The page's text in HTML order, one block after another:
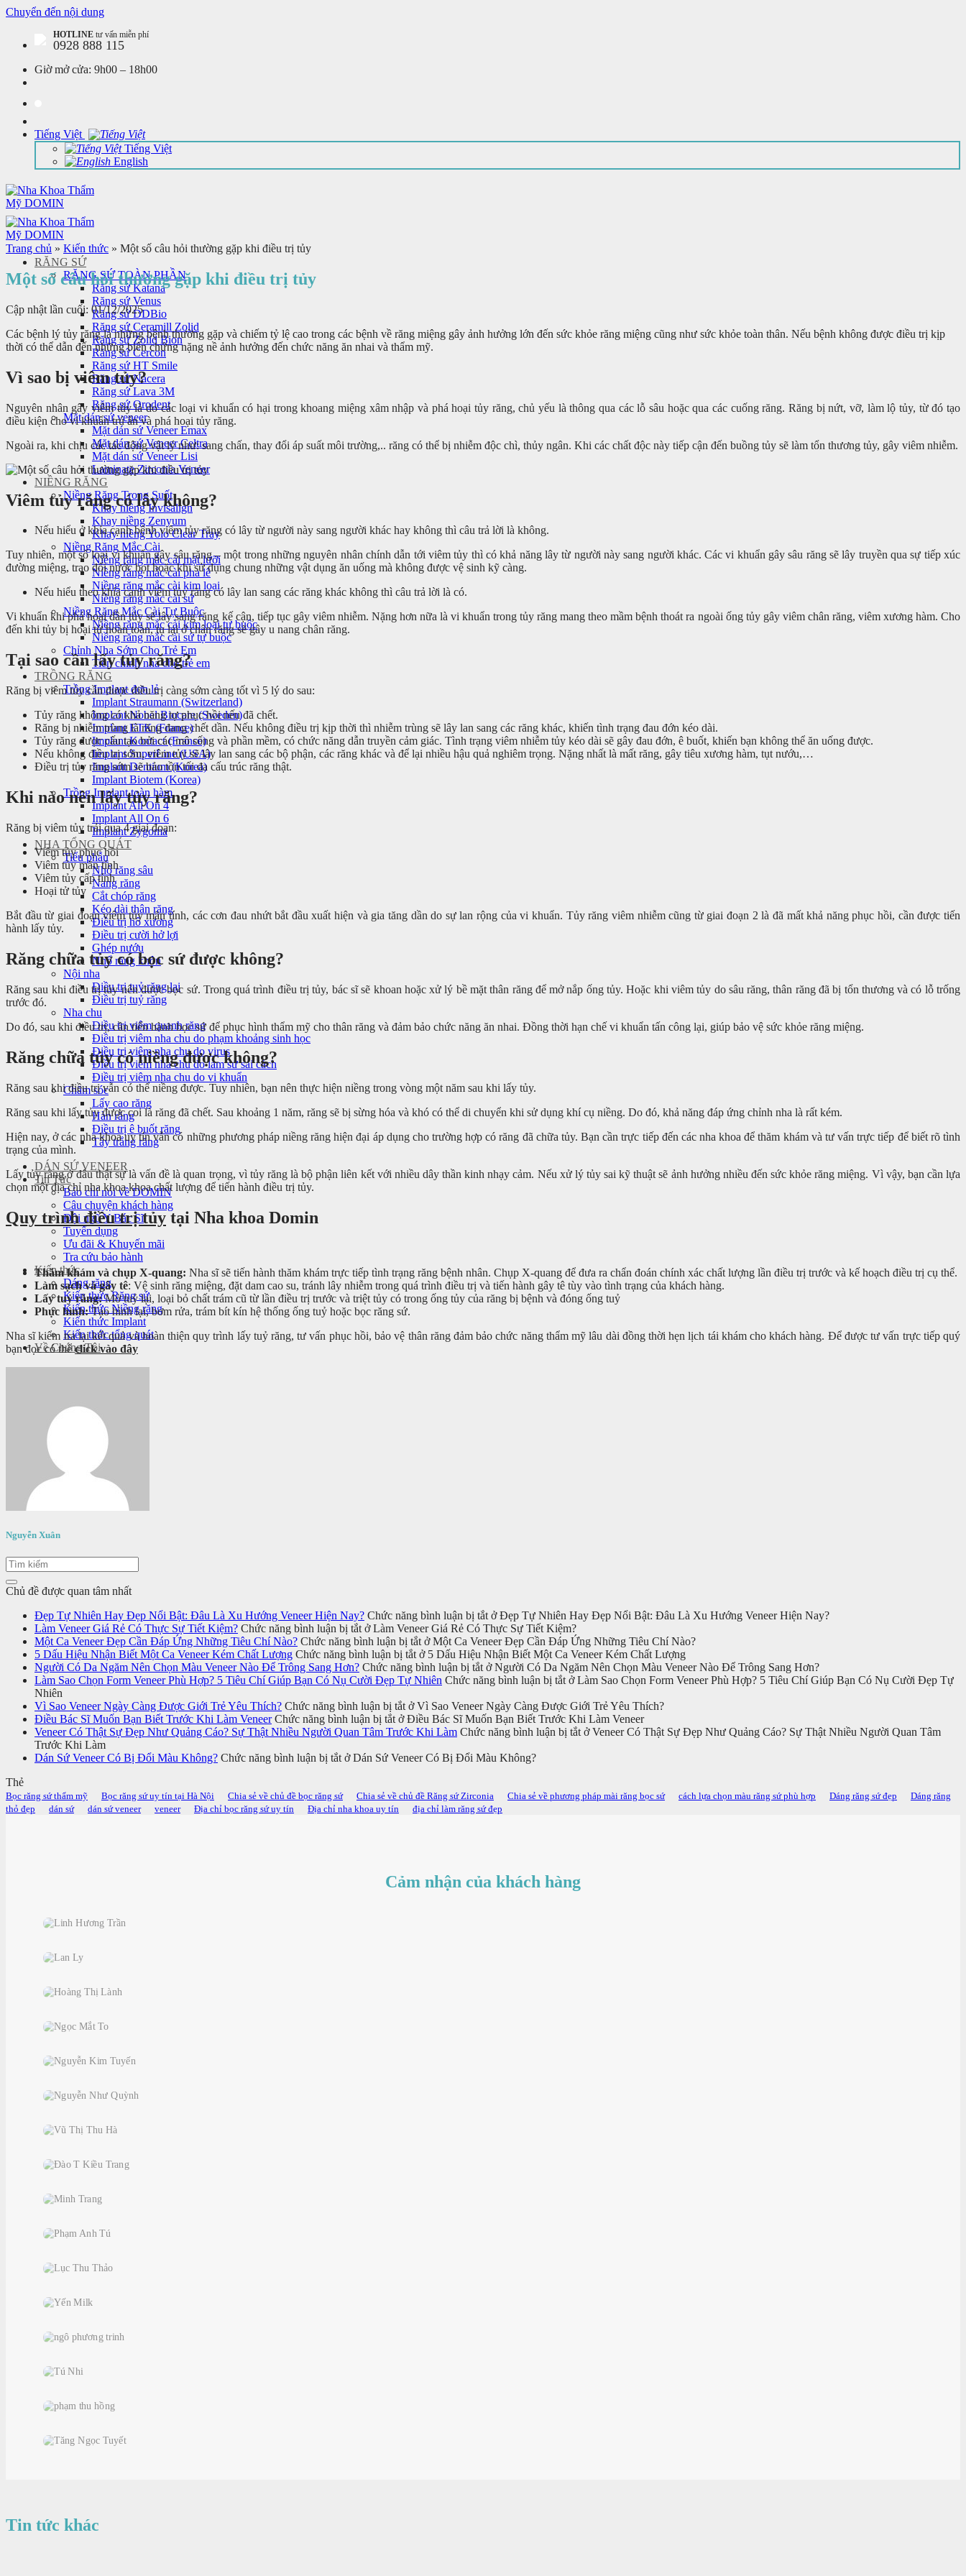
Chuyển đến nội dung
HOTLINE tư vấn miễn phí
0928 888 115
Giờ mở cửa: 9h00 – 18h00
Tiếng Việt
Tiếng Việt
English
RĂNG SỨ
RĂNG SỨ TOÀN PHẦN
Răng sứ Katana
Răng sứ Venus
Răng sứ DDBio
Răng sứ Ceramill Zolid
Răng sứ Zolid Bion
Răng sứ Cercon
Răng sứ HT Smile
Răng sứ Nacera
Răng sứ Lava 3M
Răng sứ Orodent
Mặt dán sứ veneer
Mặt dán sứ Veneer Emax
Mặt dán sứ Veneer Celtra
Mặt dán sứ Veneer Lisi
Laminate Zirconia Veneer
NIỀNG RĂNG
Niềng Răng Trong Suốt
Khay niềng Invisalign
Khay niềng Zenyum
Khay niềng Yolo Clear Tray
Niềng Răng Mắc Cài
Niềng răng mắc cài mặt lưỡi
Niềng răng mắc cài pha lê
Niềng răng mắc cài kim loại
Niềng răng mắc cài sứ
Niềng Răng Mắc Cài Tự Buộc
Niềng răng mắc cài kim loại tự buộc
Niềng răng mắc cài sứ tự buộc
Chỉnh Nha Sớm Cho Trẻ Em
Tiền chỉnh nha cho trẻ em
TRỒNG RĂNG
Trồng Implant đơn lẻ
Implant Straumann (Switzerland)
Implant Nobel Biocare (Sweden)
Implant ETK (France)
Implant Kontact (France)
Implant SuperLine (USA)
Implant Dentium (Korea)
Implant Biotem (Korea)
Trồng Implant toàn hàm
Implant All On 4
Implant All On 6
Implant Zygoma
NHA TỔNG QUÁT
Tiểu phẫu
Nhổ răng sâu
Nang răng
Cắt chóp răng
Kéo dài thân răng
Điều trị hô xương
Điều trị cười hở lợi
Ghép nướu
Nhổ răng khôn
Nội nha
Điều trị tuỷ răng lại
Điều trị tuỷ răng
Nha chu
Điều trị viêm quanh răng
Điều trị viêm nha chu do phạm khoảng sinh học
Điều trị viêm nha chu do virus
Điều trị viêm nha chu do làm sứ sai cách
Điều trị viêm nha chu do vi khuẩn
Chăm sóc
Lấy cao răng
Hàn răng
Điều trị ê buốt răng
Tẩy trắng răng
DÁN SỨ VENEER
Tin Tức
Báo chí nói về DOMIN
Câu chuyện khách hàng
Đội ngũ Y Bác Sĩ
Tuyển dụng
Ưu đãi & Khuyến mãi
Tra cứu bảo hành
Kiến thức
Dáng răng
Kiến thức Răng sứ
Kiến thức Niềng răng
Kiến thức Implant
Kiến thức tổng quát
Về Chúng Tôi
Trang chủ » Kiến thức » Một số câu hỏi thường gặp khi điều trị tủy
Một số câu hỏi thường gặp khi điều trị tủy
Cập nhật lần cuối: 01/12/2025
Các bệnh lý tủy răng là những bệnh thường gặp và chiếm tỷ lệ cao trong các bệnh về răng miệng gây ảnh hưởng lớn đến sức khỏe răng miệng cũng như sức khỏe toàn thân. Nếu bệnh không được điều trị kịp
thời có thể dẫn đến những biến chứng nặng nề ảnh hưởng đến chức năng ăn nhai và thẩm mỹ.
Vì sao bị viêm tủy?
Nguyên nhân gây viêm tủy là do các loại vi khuẩn có hại trong khoang miệng xâm nhập và phá hoại tủy răng, chủ yếu là thông qua các lỗ sâu hoặc qua các cuống răng. Răng bị nứt, vỡ, làm lộ tủy, từ đó tạo
điều kiện cho vi khuẩn trú ẩn và phá hoại tủy răng.
Ngoài ra, khi chịu các tác động vật lý như: sang chấn, thay đổi áp suất môi trường,.. răng có thể bị nhiễm độc chì, thủy ngân. Khi các chất độc này tiếp cận đến buồng tủy sẽ làm tổn thương tủy, gây viêm nhiễm.
Viêm tủy răng có lây không?
Nếu hiểu ở khía cạnh bệnh viêm tủy răng có lây từ người này sang người khác hay không thì câu trả lời là không.
Tuy nhiên, một số loại vi khuẩn gây sâu răng – một trong những nguyên nhân chính dẫn tới viêm tủy thì có khả năng lây từ người này sang người khác. Các vi khuẩn gây sâu răng sẽ lây truyền qua sự tiếp xúc
đường miệng, trao đổi nước bọt hoặc khi sử dụng chung những vật dụng ăn uống mà không được vệ sinh kỹ càng.
Nếu hiểu theo khía cạnh viêm tủy răng có lây lan sang các răng khác không thì câu trả lời là có.
Vi khuẩn khi phá hoại dần tủy sẽ lây sang răng kế cận, tiếp tục gây viêm nhiễm. Nặng hơn nữa là vi khuẩn trong tủy răng mang theo mầm bệnh thoát ra ngoài ống tủy gây viêm chân răng, viêm xương hàm. Cho
đến khi tủy bị hoại tử hoàn toàn, tụ lại ở chân răng sẽ gây u nang chân răng.
Tại sao cần lấy tủy răng?
Răng bị viêm tủy cần được điều trị càng sớm càng tốt vì 5 lý do sau:
Tủy răng không có khả năng tự phục hồi nếu đã chết.
Răng bị nhiễm trùng là răng đang chết dần. Nếu không điều trị kịp thời thì nhiễm trùng sẽ lây lan sang các răng khác, khiến tình trạng đau đớn kéo dài.
Tủy răng được cấu tạo bởi các mô sống và phần mềm, có chức năng dẫn truyền cảm giác. Tình trạng viêm nhiễm tủy kéo dài sẽ gây đau đớn, ê buốt, khiến bạn không thể ăn uống được.
Nếu không điều trị sớm, viêm tủy sẽ lây lan sang các bộ phận, các răng khác và để lại nhiều hậu quả nghiêm trọng. Nặng nhất là mất răng, gây tiêu xương hàm, tụt nướu,…
Điều trị tủy răng sớm sẽ bảo tồn tối đa cấu trúc răng thật.
Khi nào nên lấy tủy răng?
Răng bị viêm tủy trải qua 4 giai đoạn:
Viêm tủy phục hồi
Viêm tủy mãn tính
Viêm tủy cấp tính
Hoại tử tủy
Bắt đầu từ giai đoạn viêm tủy mãn tính, các cơn đau nhứt bắt đầu xuất hiện và gia tăng dần do sự lan rộng của vi khuẩn. Tủy răng viêm nhiễm cũng từ giai đoạn 2 là đã mất khả năng phục hồi, cần được tiến
hành lấy tủy.
Răng chữa tủy có bọc sứ được không?
Răng sau khi điều trị tủy nên được bọc sứ. Trong quá trình điều trị tủy, bác sĩ sẽ khoan hoặc xử lý bề mặt thân răng để mở nắp ống tủy. Hoặc khi viêm tủy do sâu răng, thân răng đã bị tổn thương và có lỗ trống
trước đó.
Do đó, sau khi điều trị, cần tiến hành bọc sứ để phục hình thẩm mỹ cho thân răng và đảm bảo chức năng ăn nhai. Đồng thời hạn chế vi khuẩn tấn công lại, giúp bảo vệ sức khỏe răng miệng.
Răng chữa tủy có niềng được không?
Răng sau khi điều trị vẫn có thể niềng được. Tuy nhiên, bạn nên thực hiện niềng trong vòng một năm sau khi lấy tủy.
Răng sau khi lấy tủy được coi là răng đã chết. Sau khoảng 1 năm, răng sẽ bị sừng hóa và khó có thể di chuyển khi sử dụng khí cụ niềng. Do đó, khả năng đáp ứng chỉnh nha là rất kém.
Hiện nay, ở các nha khoa uy tín vẫn có những phương pháp niềng răng hiện đại áp dụng cho trường hợp có răng đã chữa tủy. Bạn cần trực tiếp đến các nha khoa để thăm khám và tư vấn trực tiếp để biết rõ tình
trạng của mình.
Lấy tủy răng ở đâu thật sự là vấn đề là quan trọng, vì tủy răng là bộ phận liên kết với nhiều dây thần kinh nhạy cảm. Nếu xử lý tủy sai kỹ thuật sẽ ảnh hưởng nhiều đến sức khỏe răng miệng. Vì vậy, bạn cần lựa
chọn một địa chỉ nha khoa khoa chất lượng để tiến hành điều trị tủy.
Quy trình điều trị tủytại Nha khoa Domin
Thăm khám và chụp X-quang: Nha sĩ sẽ tiến hành thăm khám trực tiếp tình trạng răng bệnh nhân. Chụp X-quang để đưa ra chẩn đoán chính xác chất lượng lần điều trị trước và kế hoạch điều trị cụ thể.
Làm sạch và gây tê: Vệ sinh răng miệng, đặt dam cao su, tránh lây nhiễm trong quá trình điều trị và tiến hành gây tê tùy vào tình trạng của khách hàng.
Lấy tuỷ răng:Mở tuỷ lại, loại bỏ chất trám cũ từ lần điều trị trước và triệt tủy có trong ống tủy của răng bị bệnh và đóng ống tuỷ
Phục hình:Tạo hình lại, bơm rửa, trám bít kín hệ thống ống tuỷ hoặc bọc răng sứ.
Nha sĩ kiểm tra lại kết quả và hoàn thiện quy trình lấy tuỷ răng, tư vấn phục hồi, bảo vệ thân răng đảm bảo chức năng thẩm mỹ lâu dài đồng thời hẹn lịch tái khám cho khách hàng. Để được tư vấn trực tiếp quý
bạn đọc có thểclick vào đây
Nguyễn Xuân
Chủ đề được quan tâm nhất
Đẹp Tự Nhiên Hay Đẹp Nổi Bật: Đâu Là Xu Hướng Veneer Hiện Nay? Chức năng bình luận bị tắt ở Đẹp Tự Nhiên Hay Đẹp Nổi Bật: Đâu Là Xu Hướng Veneer Hiện Nay?
Làm Veneer Giá Rẻ Có Thực Sự Tiết Kiệm? Chức năng bình luận bị tắt ở Làm Veneer Giá Rẻ Có Thực Sự Tiết Kiệm?
Một Ca Veneer Đẹp Cần Đáp Ứng Những Tiêu Chí Nào? Chức năng bình luận bị tắt ở Một Ca Veneer Đẹp Cần Đáp Ứng Những Tiêu Chí Nào?
5 Dấu Hiệu Nhận Biết Một Ca Veneer Kém Chất Lượng Chức năng bình luận bị tắt ở 5 Dấu Hiệu Nhận Biết Một Ca Veneer Kém Chất Lượng
Người Có Da Ngăm Nên Chọn Màu Veneer Nào Để Trông Sang Hơn? Chức năng bình luận bị tắt ở Người Có Da Ngăm Nên Chọn Màu Veneer Nào Để Trông Sang Hơn?
Làm Sao Chọn Form Veneer Phù Hợp? 5 Tiêu Chí Giúp Bạn Có Nụ Cười Đẹp Tự Nhiên Chức năng bình luận bị tắt ở Làm Sao Chọn Form Veneer Phù Hợp? 5 Tiêu Chí Giúp Bạn Có Nụ Cười Đẹp Tự
Nhiên
Vì Sao Veneer Ngày Càng Được Giới Trẻ Yêu Thích? Chức năng bình luận bị tắt ở Vì Sao Veneer Ngày Càng Được Giới Trẻ Yêu Thích?
Điều Bác Sĩ Muốn Bạn Biết Trước Khi Làm Veneer Chức năng bình luận bị tắt ở Điều Bác Sĩ Muốn Bạn Biết Trước Khi Làm Veneer
Veneer Có Thật Sự Đẹp Như Quảng Cáo? Sự Thật Nhiều Người Quan Tâm Trước Khi Làm Chức năng bình luận bị tắt ở Veneer Có Thật Sự Đẹp Như Quảng Cáo? Sự Thật Nhiều Người Quan Tâm
Trước Khi Làm
Dán Sứ Veneer Có Bị Đổi Màu Không? Chức năng bình luận bị tắt ở Dán Sứ Veneer Có Bị Đổi Màu Không?
Thẻ
Bọc răng sứ thẩm mỹ Bọc răng sứ uy tín tại Hà Nội Chia sẻ về chủ đề bọc răng sứ Chia sẻ về chủ đề Răng sứ Zirconia Chia sẻ về phương pháp mài răng bọc sứ cách lựa chọn màu răng sứ phù hợp Dáng răng sứ đẹp
Dáng răng
thỏ đẹp
dán sứ dán sứ veneer veneer Địa chỉ bọc răng sứ uy tín Địa chỉ nha khoa uy tín địa chỉ làm răng sứ đẹp
Cảm nhận của khách hàng
Tin tức khác